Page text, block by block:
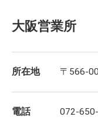
大阪営業所
所在地 〒566-
電話 072-